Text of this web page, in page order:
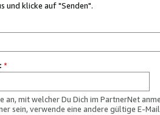
und klicke auf "Senden".
*
an, mit welcher Du Dich im PartnerNet
sein, verwende eine andere gültige E-